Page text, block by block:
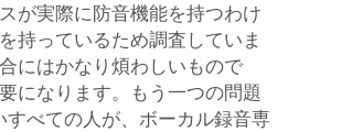
が実際に防音機能を持つわけ
持っているため調査していま
にはかなり煩わしいもので
になります。もう一つの問題
べての人が、ボーカル録音専